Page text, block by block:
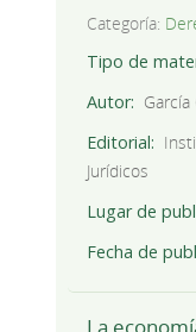
Categoría:
Tipo de
Autor
Editorial
Jurídicos
Lugar de
Fecha de